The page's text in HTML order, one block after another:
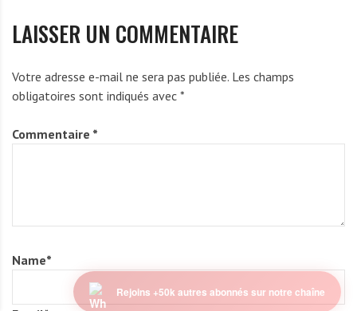
LAISSER UN COMMENTAIRE
Votre adresse e-mail ne sera pas publiée. Les champs
obligatoires sont indiqués avec *
Commentaire *
Name*
Rejoins +50k autres abonnés sur notre chaîne